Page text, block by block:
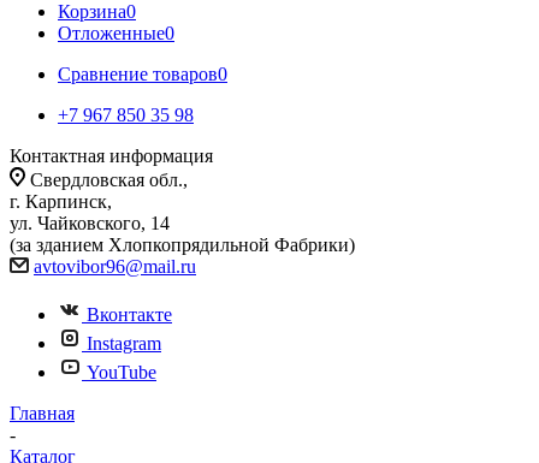
Корзина0
Отложенные0
Сравнение товаров0
+7 967 850 35 98
Контактная информация
Свердловская обл.,
г. Карпинск,
ул. Чайковского, 14
(за зданием Хлопкопрядильной Фабрики)
avtovibor96@mail.ru
Вконтакте
Instagram
YouTube
Главная
-
Каталог